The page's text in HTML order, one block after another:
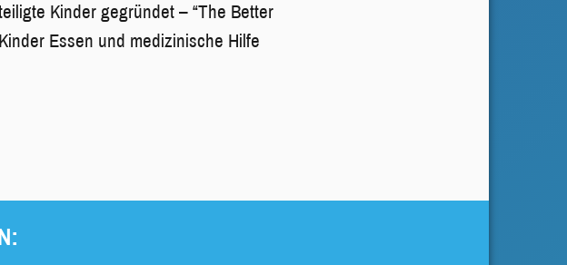
Kinder gegründet – “The Better
Essen und medizinische Hilfe